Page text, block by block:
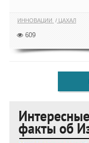
ИННОВАЦИИ ЦАХАЛ
609